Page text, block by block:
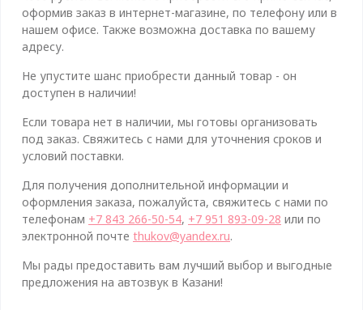
оформив заказ в интернет-магазине, по телефону или в
нашем офисе. Также возможна доставка по вашему
адресу.
Не упустите шанс приобрести данный товар - он
доступен в наличии!
Если товара нет в наличии, мы готовы организовать
под заказ. Свяжитесь с нами для уточнения сроков и
условий поставки.
Для получения дополнительной информации и
оформления заказа, пожалуйста, свяжитесь с нами по
телефонам +7 843 266-50-54, +7 951 893-09-28 или по
электронной почте thukov@yandex.ru.
Мы рады предоставить вам лучший выбор и выгодные
предложения на автозвук в Казани!